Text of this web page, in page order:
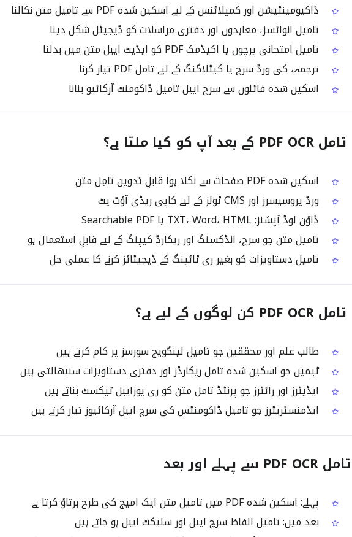
ڈاکیومینٹیشن اور کمپلائنس کے لیے اسکین شدہ PDF سے تامیل متن نکالنا
تامیل انوائسز، معاہدوں اور دفتری مراسلات کو ڈیجیٹل شکل دینا
تامیل امتحانی پرچوں یا اکیڈمک PDF کو ایڈیٹ ایبل متن میں بدلنا
ترجمہ، کی ورڈ سرچ یا کیٹلاگنگ کے لیے تامل PDF تیار کرنا
اسکین شدہ فائلوں سے سرچ ایبل تامیل ڈاکومنٹ آرکائیو بنانا
تامل PDF OCR کے بعد آپ کو کیا ملتا ہے؟
اسکین شدہ PDF صفحات سے نکلا ہوا قابلِ تدوین تامِل متن
ورڈ پروسیسرز اور CMS ٹولز کے لیے کاپی ریڈی آؤٹ پٹ
ڈاؤن لوڈ آپشنز: TXT، Word، HTML یا Searchable PDF
تامیل متن جو سرچ، انڈکسنگ اور ریکارڈ کیپنگ کے لیے قابلِ استعمال ہو
تامیل دستاویزات کو بغیر ری ٹائپنگ کے ڈیجیٹائز کرنے کا عملی حل
تامل PDF OCR کن لوگوں کے لیے ہے؟
طالب علم اور محققین جو تامیل لینگویج سورسز پر کام کرتے ہیں
ٹیمیں جو اسکین شدہ تامل ریکارڈز اور دفتری دستاویزات سنبھالتی ہیں
ایڈیٹرز اور رائٹرز جو پرنٹڈ تامل متن کو ری یوزایبل ٹیکسٹ بناتے ہیں
ایڈمنسٹریٹرز جو تامیل ڈاکومنٹس کی سرچ ایبل آرکائیوز تیار کرتے ہیں
تامل PDF OCR سے پہلے اور بعد
پہلے: اسکین شدہ PDF میں تامیل متن ایک امیج کی طرح برتاؤ کرتا ہے
بعد میں: تامیل الفاظ سرچ ایبل اور سلیکٹ ایبل ہو جاتے ہیں